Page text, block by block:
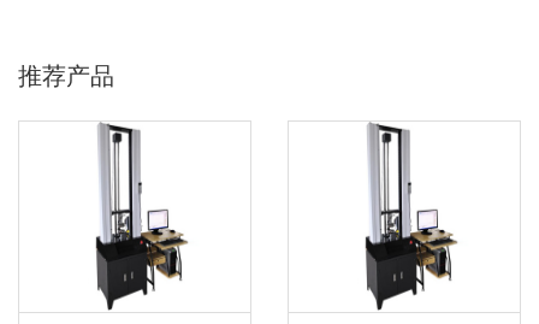
推荐产品